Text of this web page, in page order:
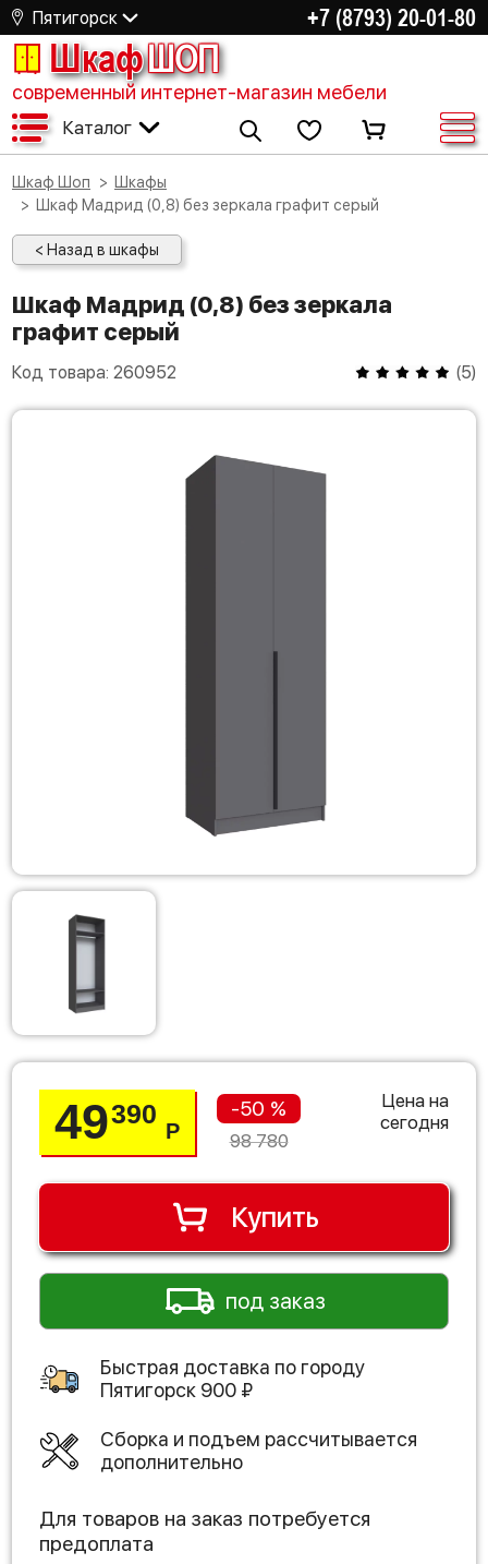
Пятигорск +7 (8793) 20-01-80
ШкафШОП
современный интернет-магазин мебели
Каталог
Шкаф Шоп
Шкафы
Шкаф Мадрид (0,8) без зеркала графит серый
< Назад в шкафы
Шкаф Мадрид (0,8) без зеркала
графит серый
Код товара: 260952 (5)
49390
Р
-50 %
98 780
Цена на
сегодня
Купить
под заказ
Быстрая доставка по городу
Пятигорск 900 ₽
Сборка и подъем рассчитывается
дополнительно
Для товаров на заказ потребуется
предоплата